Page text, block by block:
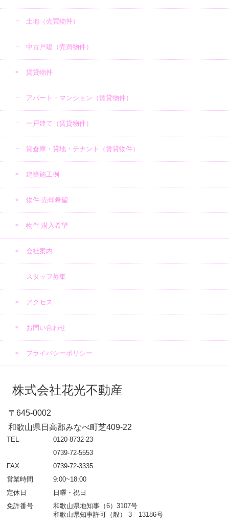
土地（売買物件）
中古戸建（売買物件）
賃貸物件
アパート・マンション（賃貸物件）
一戸建て（賃貸物件）
貸倉庫・貸地・テナント（賃貸物件）
建築施工例
物件 売却希望
物件 購入希望
会社案内
スタッフ募集
アクセス
お問い合わせ
プライバシーポリシー
株式会社花光不動産
〒645-0002
和歌山県日高郡みなべ町芝409-22
TEL
0120-8732-23
0739-72-5553
FAX
0739-72-3335
営業時間
9:00~18:00
定休日
日曜・祝日
免許番号
和歌山県地知事（6）3107号
和歌山県知事許可（般）-3 13186号